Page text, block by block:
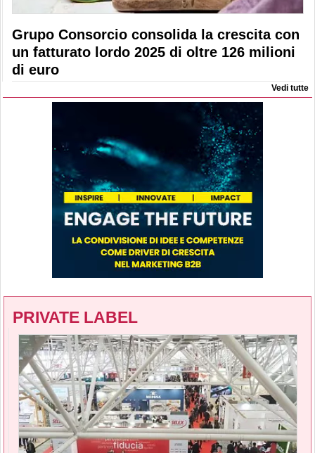
Grupo Consorcio consolida la crescita con
un fatturato lordo 2025 di oltre 126 milioni
di euro
Vedi tutte
PRIVATE LABEL